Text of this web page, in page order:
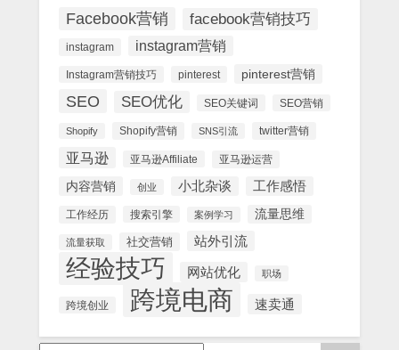
Facebook营销 facebook营销技巧
instagram instagram营销
Instagram营销技巧 pinterest pinterest营销
SEO SEO优化 SEO关键词 SEO营销
Shopify Shopify营销 SNS引流 twitter营销
亚马逊 亚马逊Affiliate 亚马逊运营
内容营销 创业 小北杂谈 工作感悟
工作经历 搜索引擎 案例学习 流量思维
流量获取 社交营销 站外引流
经验技巧 网站优化 职场
跨境创业 跨境电商 速卖通